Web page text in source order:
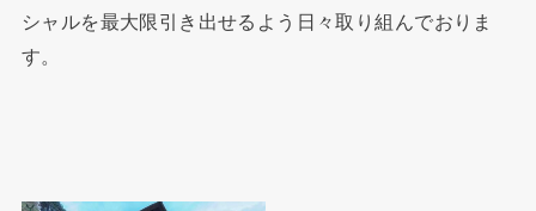
シャルを最大限引き出せるよう日々取り組んでおりま
す。